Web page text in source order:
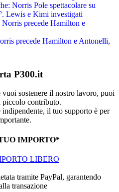
Norris Pole spettacolare su
Lewis e Kimi investigati
precede Hamilton e Antonelli,
P300.it
sostenere il nostro lavoro, puoi
piccolo contributo.
il tuo supporto è per
IMPORTO*
LIBERO
tramite PayPal, garantendo
transazione